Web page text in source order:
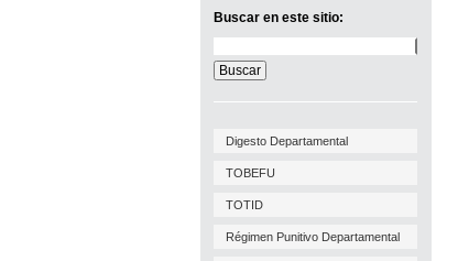
Buscar en este sitio:
en
este
sitio:
Digesto Departamental
TOBEFU
TOTID
Régimen Punitivo Departamental